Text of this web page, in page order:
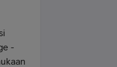
-